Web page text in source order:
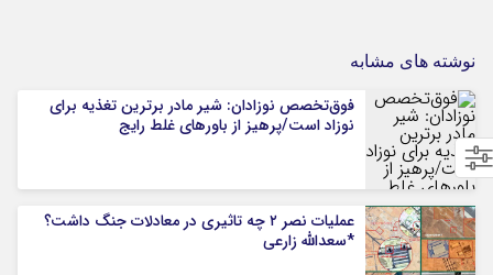
نوشته های مشابه
فوق‌تخصص نوزادان: شیر مادر برترین تغذیه برای
نوزاد است/پرهیز از باورهای غلط رایج
عملیات نصر ۲ چه تاثیری در معادلات جنگ داشت؟
*سعدالله زارعی